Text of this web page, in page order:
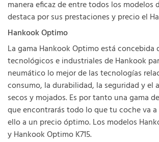
manera eficaz de entre todos los modelos
destaca por sus prestaciones y precio el
Hankook Optimo
La gama Hankook Optimo está concebida
tecnológicos e industriales de Hankook
neumático lo mejor de las tecnologías
consumo, la durabilidad, la seguridad y el
secos y mojados. Es por tanto una gama
que encontrarás todo lo que tu coche va
ello a un precio óptimo. Los modelos
y Hankook Optimo K715.